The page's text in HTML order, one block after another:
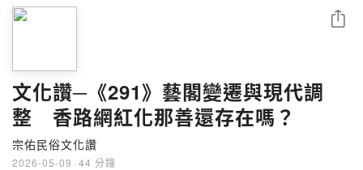
文化讚─《291》藝閣變遷與現代調
整 香路網紅化那善還存在嗎？
宗佑民俗文化讚
2026-05-09 · 44 分鐘
分享